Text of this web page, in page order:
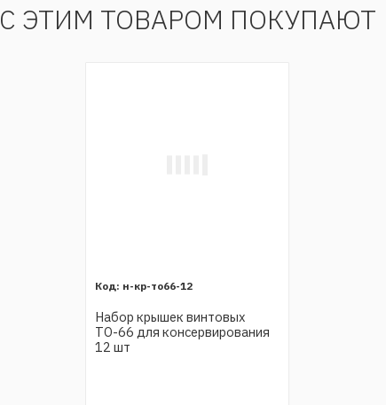
С ЭТИМ ТОВАРОМ ПОКУПАЮТ
н-кр-то66-12
Набор крышек винтовых
ТО-66 для консервирования
12 шт